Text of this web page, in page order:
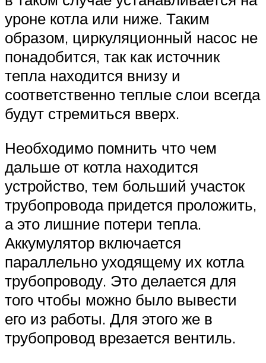
уроне котла или ниже. Таким
образом, циркуляционный насос не
понадобится, так как источник
тепла находится внизу и
соответственно теплые слои всегда
будут стремиться вверх.
Необходимо помнить что чем
дальше от котла находится
устройство, тем больший участок
трубопровода придется проложить,
а это лишние потери тепла.
Аккумулятор включается
параллельно уходящему их котла
трубопроводу. Это делается для
того чтобы можно было вывести
его из работы. Для этого же в
трубопровод врезается вентиль.